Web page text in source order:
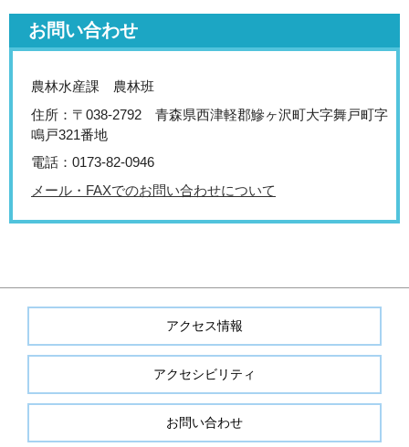
お問い合わせ
農林水産課 農林班
住所：〒038-2792 青森県西津軽郡鰺ヶ沢町大字舞戸町字
鳴戸321番地
電話：0173-82-0946
メール・FAXでのお問い合わせについて
アクセス情報
アクセシビリティ
お問い合わせ